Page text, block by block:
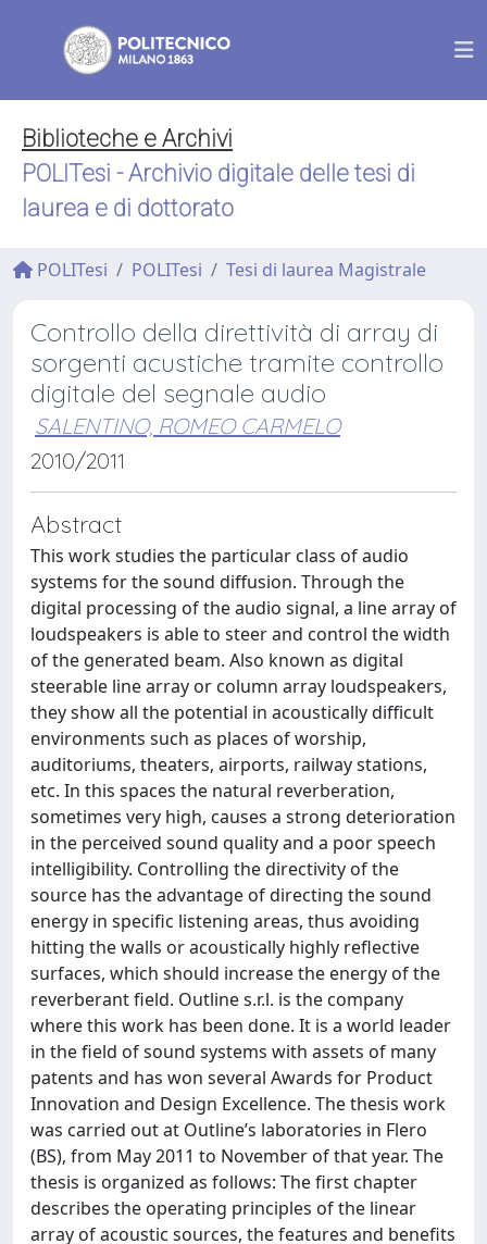
Biblioteche e Archivi
POLITesi - Archivio digitale delle tesi di
laurea e di dottorato
POLITesi POLITesi Tesi di laurea Magistrale
Controllo della direttività di array di
sorgenti acustiche tramite controllo
digitale del segnale audio
SALENTINO, ROMEO CARMELO
2010/2011
Abstract
This work studies the particular class of audio
systems for the sound diffusion. Through the
digital processing of the audio signal, a line array of
loudspeakers is able to steer and control the width
of the generated beam. Also known as digital
steerable line array or column array loudspeakers,
they show all the potential in acoustically difficult
environments such as places of worship,
auditoriums, theaters, airports, railway stations,
etc. In this spaces the natural reverberation,
sometimes very high, causes a strong deterioration
in the perceived sound quality and a poor speech
intelligibility. Controlling the directivity of the
source has the advantage of directing the sound
energy in specific listening areas, thus avoiding
hitting the walls or acoustically highly reflective
surfaces, which should increase the energy of the
reverberant field. Outline s.r.l. is the company
where this work has been done. It is a world leader
in the field of sound systems with assets of many
patents and has won several Awards for Product
Innovation and Design Excellence. The thesis work
was carried out at Outline’s laboratories in Flero
(BS), from May 2011 to November of that year. The
thesis is organized as follows: The first chapter
describes the operating principles of the linear
array of acoustic sources, the features and benefits